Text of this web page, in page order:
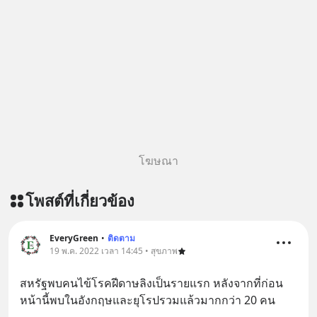
โฆษณา
โพสต์ที่เกี่ยวข้อง
EveryGreen • ติดตาม
19 พ.ค. 2022 เวลา 14:45 • สุขภาพ
สหรัฐพบคนไข้โรคฝีดาษลิงเป็นรายแรก หลังจากที่ก่อน
หน้านี้พบในอังกฤษและยุโรปรวมแล้วมากกว่า 20 คน